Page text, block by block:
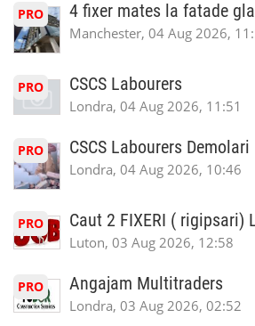
PRO 4 fixer mates la fatade
Manchester, 04 Aug 2026,
PRO CSCS Labourers
Londra, 04 Aug 2026, 11:51
PRO CSCS Labourers Demolari
Londra, 04 Aug 2026, 10:46
PRO Caut 2 FIXERI ( rigipsari)
Luton, 03 Aug 2026, 12:58
PRO Angajam Multitraders
Londra, 03 Aug 2026, 02:52